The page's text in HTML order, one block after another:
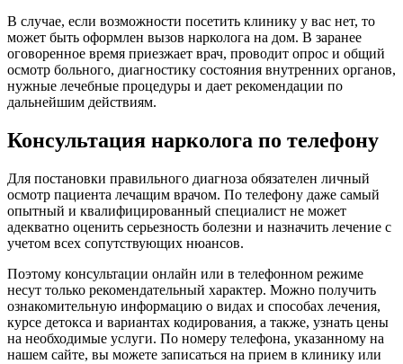
В случае, если возможности посетить клинику у вас нет, то
может быть оформлен вызов нарколога на дом. В заранее
оговоренное время приезжает врач, проводит опрос и общий
осмотр больного, диагностику состояния внутренних органов,
нужные лечебные процедуры и дает рекомендации по
дальнейшим действиям.
Консультация нарколога по телефону
Для постановки правильного диагноза обязателен личный
осмотр пациента лечащим врачом. По телефону даже самый
опытный и квалифицированный специалист не может
адекватно оценить серьезность болезни и назначить лечение с
учетом всех сопутствующих нюансов.
Поэтому консультации онлайн или в телефонном режиме
несут только рекомендательный характер. Можно получить
ознакомительную информацию о видах и способах лечения,
курсе детокса и вариантах кодирования, а также, узнать цены
на необходимые услуги. По номеру телефона, указанному на
нашем сайте, вы можете записаться на прием в клинику или